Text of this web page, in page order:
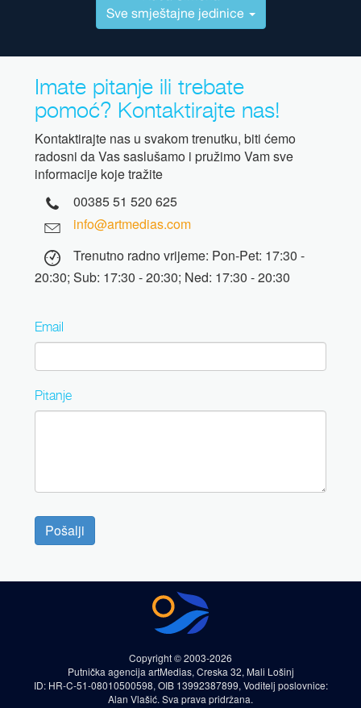
Sve smještajne jedinice
Imate pitanje ili trebate
pomoć? Kontaktirajte nas!
Kontaktirajte nas u svakom trenutku, biti ćemo
radosni da Vas saslušamo i pružimo Vam sve
informacije koje tražite
00385 51 520 625
info@artmedias.com
Trenutno radno vrijeme: Pon-Pet: 17:30 -
20:30; Sub: 17:30 - 20:30; Ned: 17:30 - 20:30
Email
Pitanje
Pošalji
Copyright © 2003-2026
Putnička agencija artMedias, Creska 32, Mali Lošinj
ID: HR-C-51-08010500598, OIB 13992387899, Voditelj poslovnice:
Alan Vlašić. Sva prava pridržana.